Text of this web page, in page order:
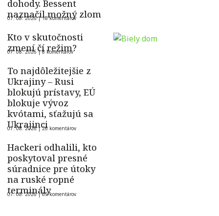
dohody. Bessent
naznačil možný zlom
07. 08. 2026 |18 komentárov
Kto v skutočnosti
zmení čí režim?
07. 08. 2026 |8 komentárov
To najdôležitejšie z
Ukrajiny – Rusi
blokujú prístavy, EÚ
blokuje vývoz
kvótami, sťažujú sa
Ukrajinci
07. 08. 2026 |26 komentárov
Hackeri odhalili, kto
poskytoval presné
súradnice pre útoky
na ruské ropné
terminály
07. 08. 2026 |69 komentárov